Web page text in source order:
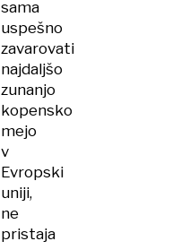
sama
uspešno
zavarovati
najdaljšo
zunanjo
kopensko
mejo
v
Evropski
uniji,
ne
pristaja